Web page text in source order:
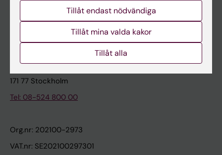
Karolinska Institutet Innovation
Kontakta presstjänsten
Karolinska Institutet
171 77 Stockholm
Tel: 08-524 800 00
Org.nr: 202100-2973
VAT.nr: SE202100297301
Tillåt endast nödvändiga
Tillåt mina valda kakor
Tillåt alla